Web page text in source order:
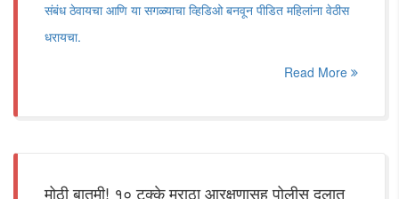
संबंध ठेवायचा आणि या सगळ्याचा व्हिडिओ बनवून पीडित महिलांना वेठीस
धरायचा.
Read More
मोठी बातमी! १० टक्के मराठा आरक्षणासह पोलीस दलात